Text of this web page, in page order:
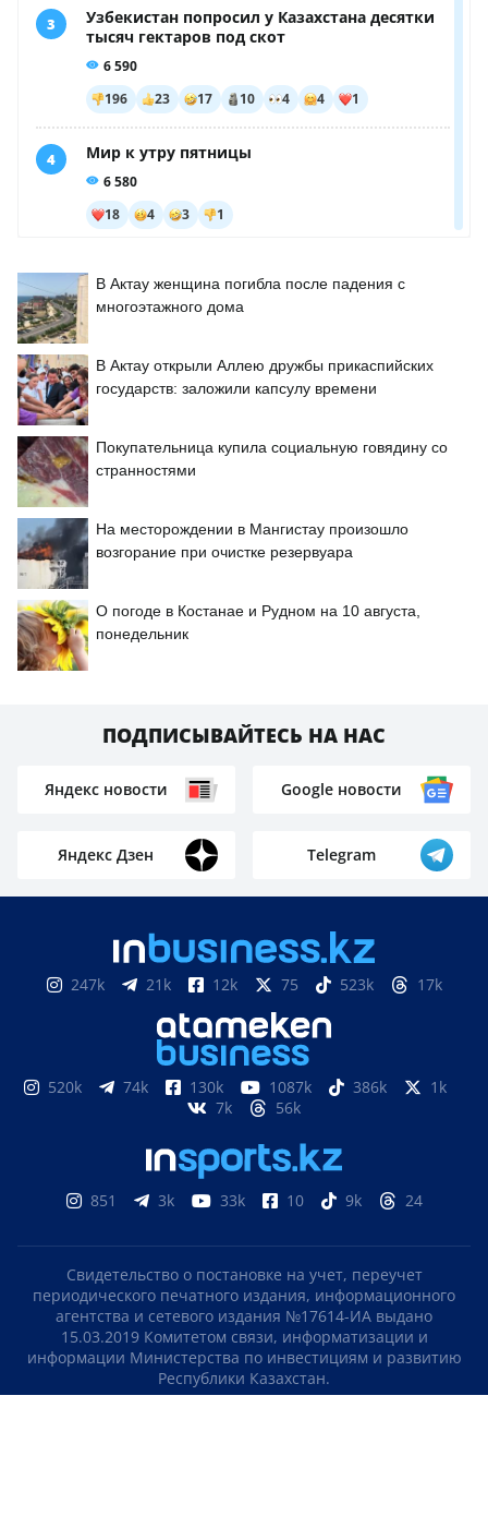
В Актау женщина погибла после падения с
многоэтажного дома
В Актау открыли Аллею дружбы прикаспийских
государств: заложили капсулу времени
Покупательница купила социальную говядину со
странностями
На месторождении в Мангистау произошло
возгорание при очистке резервуара
О погоде в Костанае и Рудном на 10 августа,
понедельник
ПОДПИСЫВАЙТЕСЬ НА НАС
Яндекс новости Google новости
Яндекс Дзен Telegram
247k 21k 12k 75 523k 17k
520k 74k 130k 1087k 386k
1k
7k
56k
851 3k 33k 10 9k 24
Свидетельство о постановке на учет, переучет
периодического печатного издания, информационного
агентства и сетевого издания №17614-ИА выдано
15.03.2019 Комитетом связи, информатизации и
информации Министерства по инвестициям и развитию
Республики Казахстан.